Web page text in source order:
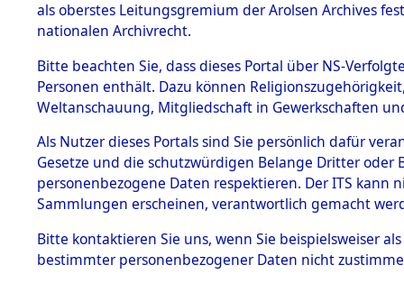
BESTÄNDE
1.
Inhaftierungsdoku
mente
1.2.9 Beim ITS
Effekten
1.2.9.1
Effekten aus
dem KZ
Dachau
1.2.9.2
Effekten aus
dem KZ
0004
als oberstes Leitungsgremium der Arolsen Archives
nationalen Archivrecht.
Bitte beachten Sie, dass dieses Portal über NS-
Personen enthält. Dazu können
Weltanschauung, Mitgliedschaft in Gewerkschaften
Als Nutzer dieses Portals sind Sie persönlich dafür
Gesetze und die schutzwürdigen Belange Dritter
personenbezogene Daten respektieren. Der ITS
Sammlungen erscheinen, verantwortlich gemacht
Bitte kontaktieren Sie uns, wenn Sie beispielsweiser
bestimmter personenbezogener Daten nicht